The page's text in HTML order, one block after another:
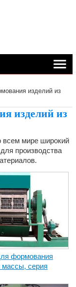
изделий из
изделий из
всем мире широкий
производства
формования
серия